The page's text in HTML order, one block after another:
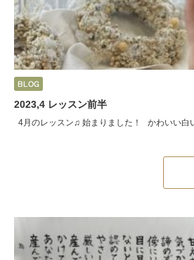
2023,4 レッスン前半
4月のレッスン♫ 始まりました！ かわいい白